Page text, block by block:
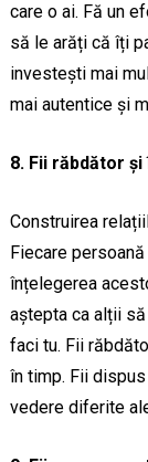
care o ai. Fă un
să le arăți că îți
investești mai
mai autentice și
8. Fii răbdător
Construirea
Fiecare
înțelegerea
aștepta ca alții
faci tu. Fii
în timp. Fii
vedere diferite